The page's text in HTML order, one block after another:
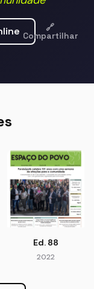
🔗
Compartilhar
Ed. 88
2022